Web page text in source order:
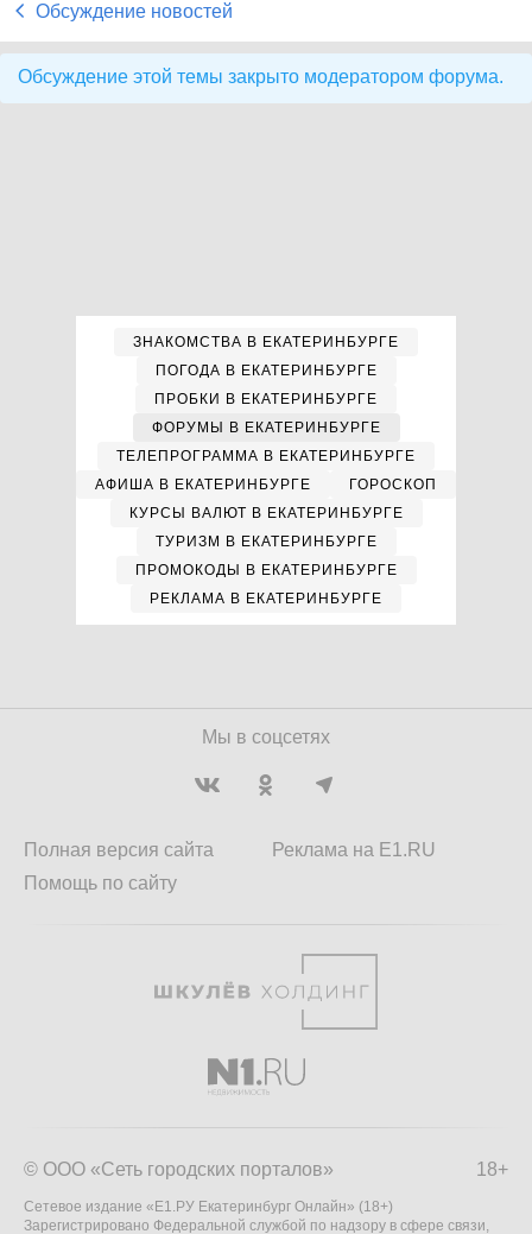
Обсуждение новостей
Обсуждение этой темы закрыто модератором форума.
ЗНАКОМСТВА В ЕКАТЕРИНБУРГЕ
ПОГОДА В ЕКАТЕРИНБУРГЕ
ПРОБКИ В ЕКАТЕРИНБУРГЕ
ФОРУМЫ В ЕКАТЕРИНБУРГЕ
ТЕЛЕПРОГРАММА В ЕКАТЕРИНБУРГЕ
АФИША В ЕКАТЕРИНБУРГЕ
ГОРОСКОП
КУРСЫ ВАЛЮТ В ЕКАТЕРИНБУРГЕ
ТУРИЗМ В ЕКАТЕРИНБУРГЕ
ПРОМОКОДЫ В ЕКАТЕРИНБУРГЕ
РЕКЛАМА В ЕКАТЕРИНБУРГЕ
Мы в соцсетях
Полная версия сайта
Помощь по сайту
Реклама на E1.RU
18+
© ООО «Сеть городских порталов»
Сетевое издание «Е1.РУ Екатеринбург Онлайн» (18+)
Зарегистрировано Федеральной службой по надзору в сфере связи,